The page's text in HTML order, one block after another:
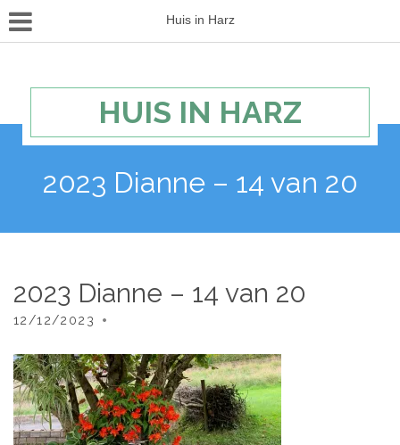
Huis in Harz
HUIS IN HARZ
2023 Dianne – 14 van 20
2023 Dianne – 14 van 20
12/12/2023